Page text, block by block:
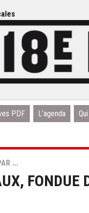
PDF L’agenda
...
FONDUE